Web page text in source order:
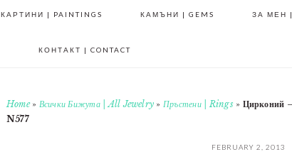
КАРТИНИ | PAINTINGS КАМЪНИ | GEMS ЗА МЕН |
КОНТАКТ | CONTACT
Home» Всички Бижута | All Jewelry » Пръстени | Rings» Цирконий
N577
FEBRUARY 2, 2013